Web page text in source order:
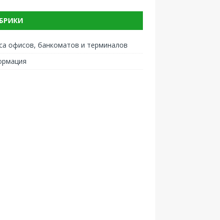
офисов, банкоматов и терминалов